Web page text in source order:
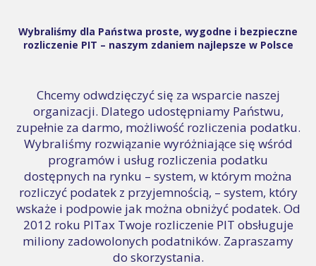
Wybraliśmy dla Państwa proste, wygodne i bezpieczne
rozliczenie PIT – naszym zdaniem najlepsze w Polsce
Chcemy odwdzięczyć się za wsparcie naszej
organizacji. Dlatego udostępniamy Państwu,
zupełnie za darmo, możliwość rozliczenia podatku.
Wybraliśmy rozwiązanie wyróżniające się wśród
programów i usług rozliczenia podatku
dostępnych na rynku – system, w którym można
rozliczyć podatek z przyjemnością, – system, który
wskaże i podpowie jak można obniżyć podatek. Od
2012 roku PITax Twoje rozliczenie PIT obsługuje
miliony zadowolonych podatników. Zapraszamy
do skorzystania.